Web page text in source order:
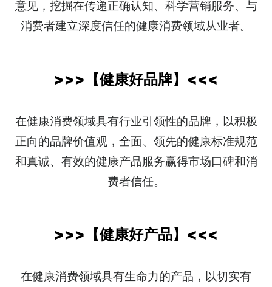
意见，挖掘在传递正确认知、科学营销服务、与
消费者建立深度信任的健康消费领域从业者。
>>> 【健康好品牌】 <<<
在健康消费领域具有行业引领性的品牌，以积极
正向的品牌价值观，全面、领先的健康标准规范
和真诚、有效的健康产品服务赢得市场口碑和消
费者信任。
>>> 【健康好产品】 <<<
在健康消费领域具有生命力的产品，以切实有